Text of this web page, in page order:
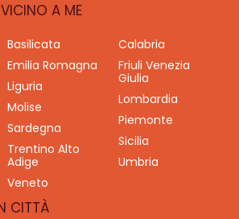
A ME
Basilicata
Calabria
Emilia Romagna
Friuli Venezia
Giulia
Liguria
Lombardia
Molise
Piemonte
Sardegna
Sicilia
Trentino Alto
Adige
Umbria
Veneto
CITTÀ